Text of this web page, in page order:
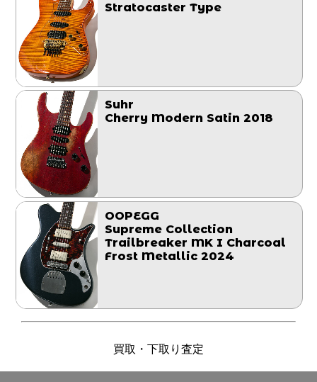
Stratocaster Type
Suhr
Cherry Modern Satin 2018
OOPEGG
Supreme Collection
Trailbreaker MK I Charcoal
Frost Metallic 2024
買取・下取り査定